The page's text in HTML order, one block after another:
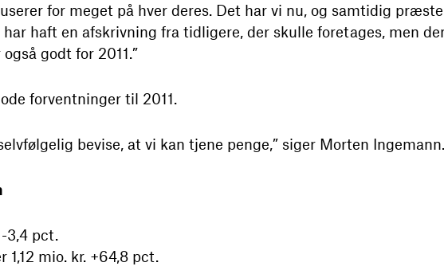
for meget på hver deres. Det har vi nu, og samtidig
haft en afskrivning fra tidligere, der skulle foretages, men
godt for 2011.”
forventninger til 2011.
bevise, at vi kan tjene penge,” siger Morten Ingemann.
3,4 pct.
1,12 mio. kr. +64,8 pct.